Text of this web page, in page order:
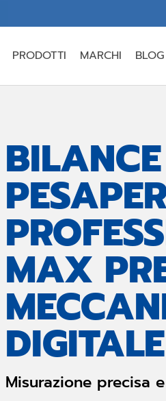
PRODOTTI MARCHI BLOG
BILANCE
MAX
DIGITALE
Misurazione precisa